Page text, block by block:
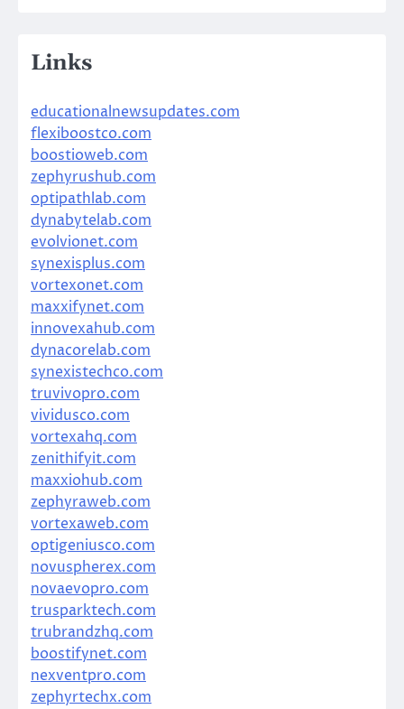
Links
educationalnewsupdates.com
flexiboostco.com
boostioweb.com
zephyrushub.com
optipathlab.com
dynabytelab.com
evolvionet.com
synexisplus.com
vortexonet.com
maxxifynet.com
innovexahub.com
dynacorelab.com
synexistechco.com
truvivopro.com
vividusco.com
vortexahq.com
zenithifyit.com
maxxiohub.com
zephyraweb.com
vortexaweb.com
optigeniusco.com
novuspherex.com
novaevopro.com
trusparktech.com
trubrandzhq.com
boostifynet.com
nexventpro.com
zephyrtechx.com